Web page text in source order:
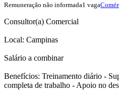
Remuneração não informada1 vaga
Consultor(a) Comercial
Local: Campinas
Salário a combinar
Benefícios: Treinamento diário -
completa de trabalho - Apoio no